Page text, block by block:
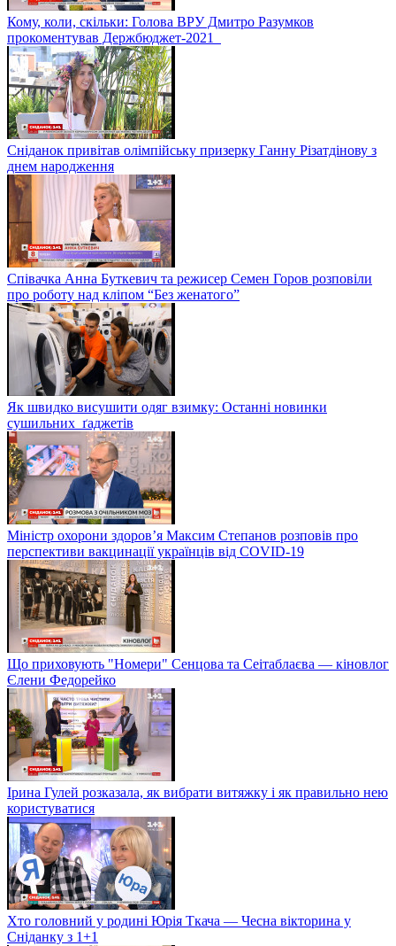
Кому, коли, скільки: Голова ВРУ Дмитро Разумков
прокоментував Держбюджет-2021
Сніданок привітав олімпійську призерку Ганну Різатдінову з
днем народження
Співачка Анна Буткевич та режисер Семен Горов розповіли
про роботу над кліпом “Без женатого”
Як швидко висушити одяг взимку: Останні новинки
сушильних ґаджетів
Міністр охорони здоров’я Максим Степанов розповів про
перспективи вакцинації українців від COVID-19
Що приховують "Номери" Сенцова та Сеітаблаєва — кіновлог
Єлени Федорейко
Ірина Гулей розказала, як вибрати витяжку і як правильно нею
користуватися
Хто головний у родині Юрія Ткача — Чесна вікторина у
Сніданку з 1+1